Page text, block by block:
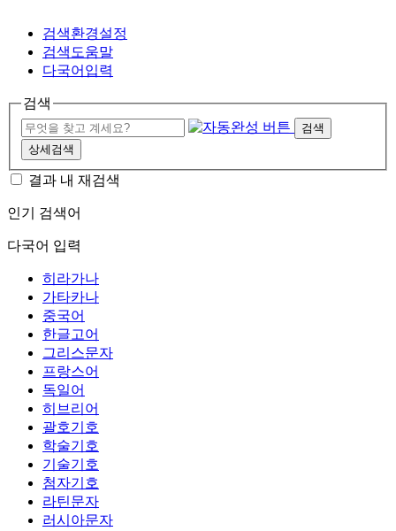
검색환경설정
검색도움말
다국어입력
검색
검색
상세검색
결과 내 재검색
인기 검색어
다국어 입력
히라가나
가타카나
중국어
한글고어
그리스문자
프랑스어
독일어
히브리어
괄호기호
학술기호
기술기호
첨자기호
라틴문자
러시아문자